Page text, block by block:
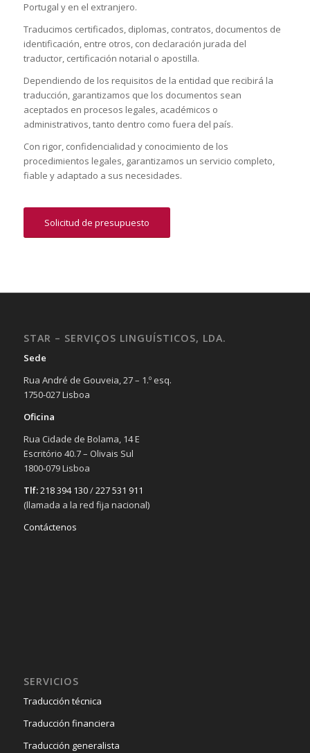
Portugal y en el extranjero.
Traducimos certificados, diplomas, contratos, documentos de
identificación, entre otros, con declaración jurada del
traductor, certificación notarial o apostilla.
Dependiendo de los requisitos de la entidad que recibirá la
traducción, garantizamos que los documentos sean
aceptados en procesos legales, académicos o
administrativos, tanto dentro como fuera del país.
Con rigor, confidencialidad y conocimiento de los
procedimientos legales, garantizamos un servicio completo,
fiable y adaptado a sus necesidades.
Solicitud de presupuesto
STAR – SERVIÇOS LINGUÍSTICOS, LDA.
Sede
Rua André de Gouveia, 27 – 1.º esq.
1750-027 Lisboa
Oficina
Rua Cidade de Bolama, 14 E
Escritório 40.7 – Olivais Sul
1800-079 Lisboa
Tlf:218 394 130/227 531 911
(llamada a la red fija nacional)
Contáctenos
SERVICIOS
Traducción técnica
Traducción financiera
Traducción generalista